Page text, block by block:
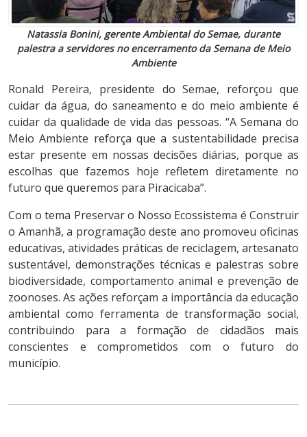
Natassia Bonini, gerente Ambiental do Semae, durante
palestra a servidores no encerramento da Semana de Meio
Ambiente
Ronald Pereira, presidente do Semae, reforçou que
cuidar da água, do saneamento e do meio ambiente é
cuidar da qualidade de vida das pessoas. “A Semana do
Meio Ambiente reforça que a sustentabilidade precisa
estar presente em nossas decisões diárias, porque as
escolhas que fazemos hoje refletem diretamente no
futuro que queremos para Piracicaba”.
Com o tema Preservar o Nosso Ecossistema é Construir
o Amanhã, a programação deste ano promoveu oficinas
educativas, atividades práticas de reciclagem, artesanato
sustentável, demonstrações técnicas e palestras sobre
biodiversidade, comportamento animal e prevenção de
zoonoses. As ações reforçam a importância da educação
ambiental como ferramenta de transformação social,
contribuindo para a formação de cidadãos mais
conscientes e comprometidos com o futuro do
município.